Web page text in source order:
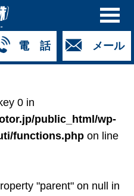
メール
電 話
5268-
0 in
public_html/wp-
functions.php on line
"parent" on null in